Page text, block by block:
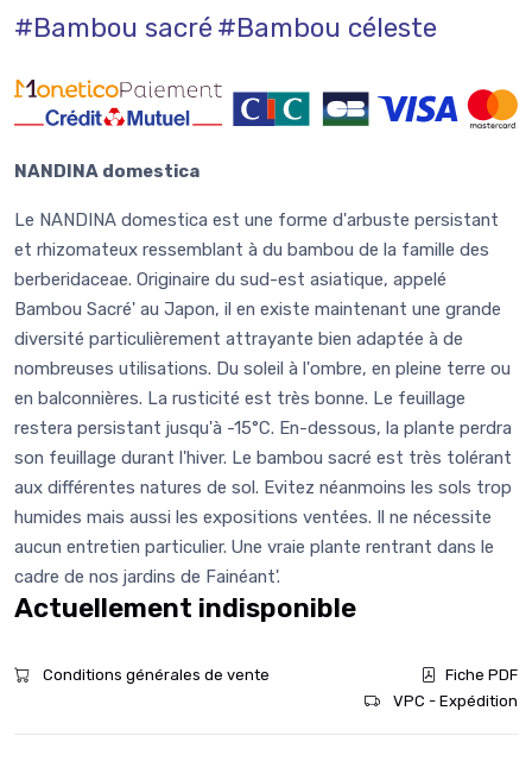
#Bambou sacré#Bambou céleste
NANDINA domestica
Le NANDINA domestica est une forme d'arbuste persistant
et rhizomateux ressemblant à du bambou de la famille des
berberidaceae. Originaire du sud-est asiatique, appelé
Bambou Sacré' au Japon, il en existe maintenant une grande
diversité particulièrement attrayante bien adaptée à de
nombreuses utilisations. Du soleil à l'ombre, en pleine terre ou
en balconnières. La rusticité est très bonne. Le feuillage
restera persistant jusqu'à -15°C. En-dessous, la plante perdra
son feuillage durant l'hiver. Le bambou sacré est très tolérant
aux différentes natures de sol. Evitez néanmoins les sols trop
humides mais aussi les expositions ventées. Il ne nécessite
aucun entretien particulier. Une vraie plante rentrant dans le
cadre de nos jardins de Fainéant'.
Actuellement indisponible
Conditions générales de vente
Fiche PDF
VPC - Expédition